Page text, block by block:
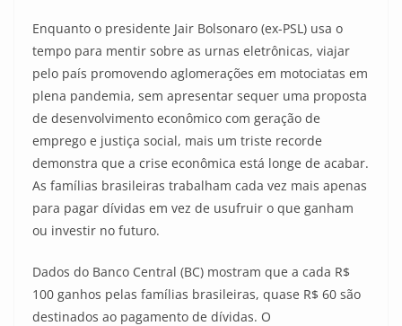
Enquanto o presidente Jair Bolsonaro (ex-PSL) usa o
tempo para mentir sobre as urnas eletrônicas, viajar
pelo país promovendo aglomerações em motociatas em
plena pandemia, sem apresentar sequer uma proposta
de desenvolvimento econômico com geração de
emprego e justiça social, mais um triste recorde
demonstra que a crise econômica está longe de acabar.
As famílias brasileiras trabalham cada vez mais apenas
para pagar dívidas em vez de usufruir o que ganham
ou investir no futuro.
Dados do Banco Central (BC) mostram que a cada R$
100 ganhos pelas famílias brasileiras, quase R$ 60 são
destinados ao pagamento de dívidas. O